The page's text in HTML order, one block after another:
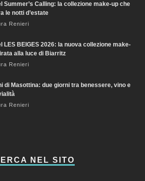
Summer’s Calling: la collezione make-up che
le notti d’estate
Renieri
LES BEIGES 2026: la nuova collezione make-
alla luce di Biarritz
Renieri
di Masottina: due giorni tra benessere, vino e
Renieri
NEL SITO